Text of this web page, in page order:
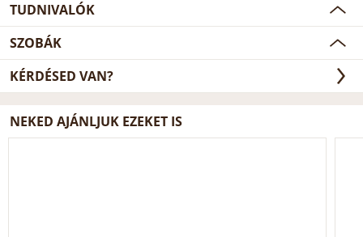
TUDNIVALÓK
SZOBÁK
KÉRDÉSED VAN?
NEKED AJÁNLJUK EZEKET IS